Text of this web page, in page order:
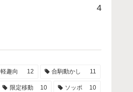
4
軽趣向 12 合駒動かし 11
限定移動 10 ソッポ 10